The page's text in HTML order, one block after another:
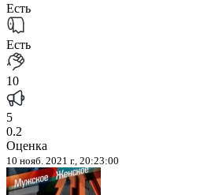
Есть
Есть
10
5
0.2
Оценка
10 нояб. 2021 г., 20:23:00